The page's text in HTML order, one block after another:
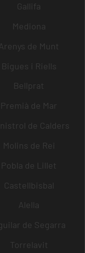
Gallifa
Mediona
de Munt
Bigues i Riells
Bellprat
Premià de Mar
de Calders
Molins de Rei
Pobla de Lillet
Castellbisbal
Alella
de Segarra
Torrelavit